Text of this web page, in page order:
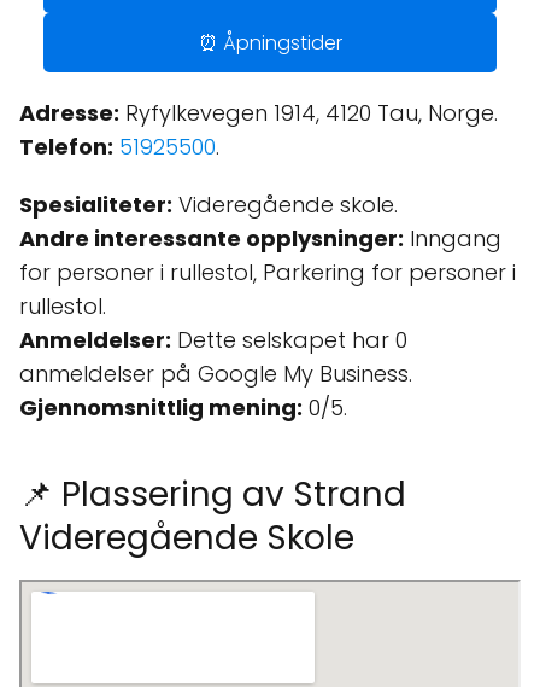
⏰ Åpningstider
Adresse: Ryfylkevegen 1914, 4120 Tau, Norge.
Telefon: 51925500.
Spesialiteter: Videregående skole.
Andre interessante opplysninger: Inngang
for personer i rullestol, Parkering for personer i
rullestol.
Anmeldelser: Dette selskapet har 0
anmeldelser på Google My Business.
Gjennomsnittlig mening: 0/5.
📌 Plassering av Strand
Videregående Skole